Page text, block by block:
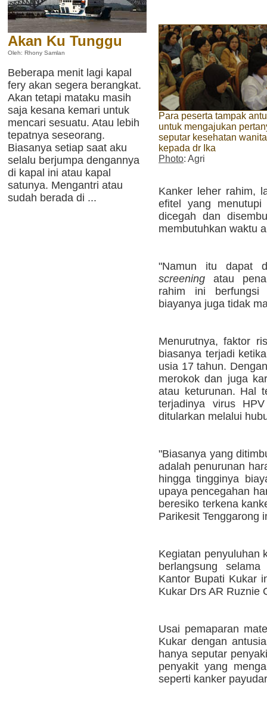
Akan Ku Tunggu
Oleh: Rhony Samlan
Beberapa menit lagi kapal
fery akan segera berangkat.
Akan tetapi mataku masih
saja kesana kemari untuk
mencari sesuatu. Atau lebih
tepatnya seseorang.
Biasanya setiap saat aku
selalu berjumpa dengannya
di kapal ini atau kapal
satunya. Mengantri atau
sudah berada di ...
Para peserta tampak
untuk mengajukan
seputar kesehatan wanita
kepada dr Ika
Photo: Agri
Kanker leher rahim,
efitel yang
dicegah dan
membutuhkan waktu
"Namun itu dapat
screening atau
rahim ini berfungsi
biayanya juga tidak
Menurutnya, faktor
biasanya terjadi
usia 17 tahun.
merokok dan juga
atau keturunan. Hal
terjadinya virus
ditularkan melalui
"Biasanya yang
adalah penurunan
hingga tingginya
upaya pencegahan
beresiko terkena
Parikesit Tenggarong
Kegiatan penyuluhan
berlangsung
Kantor Bupati Kukar
Kukar Drs AR Ruznie
Usai pemaparan
Kukar dengan
hanya seputar
penyakit yang
seperti kanker